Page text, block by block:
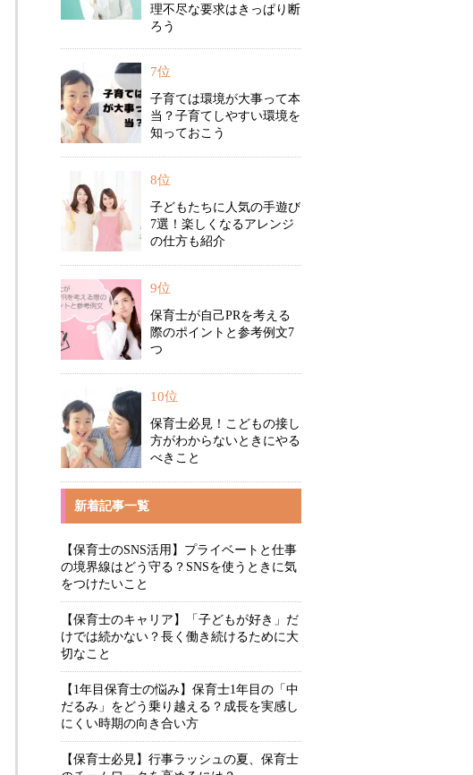
理不尽な要求はきっぱり断
ろう
7位
子育ては環境が大事って本
当？子育てしやすい環境を
知っておこう
8位
子どもたちに人気の手遊び
7選！楽しくなるアレンジ
の仕方も紹介
9位
保育士が自己PRを考える
際のポイントと参考例文7
つ
10位
保育士必見！こどもの接し
方がわからないときにやる
べきこと
新着記事一覧
【保育士のSNS活用】プライベートと仕事
の境界線はどう守る？SNSを使うときに気
をつけたいこと
【保育士のキャリア】「子どもが好き」だ
けでは続かない？長く働き続けるために大
切なこと
【1年目保育士の悩み】保育士1年目の「中
だるみ」をどう乗り越える？成長を実感し
にくい時期の向き合い方
【保育士必見】行事ラッシュの夏、保育士